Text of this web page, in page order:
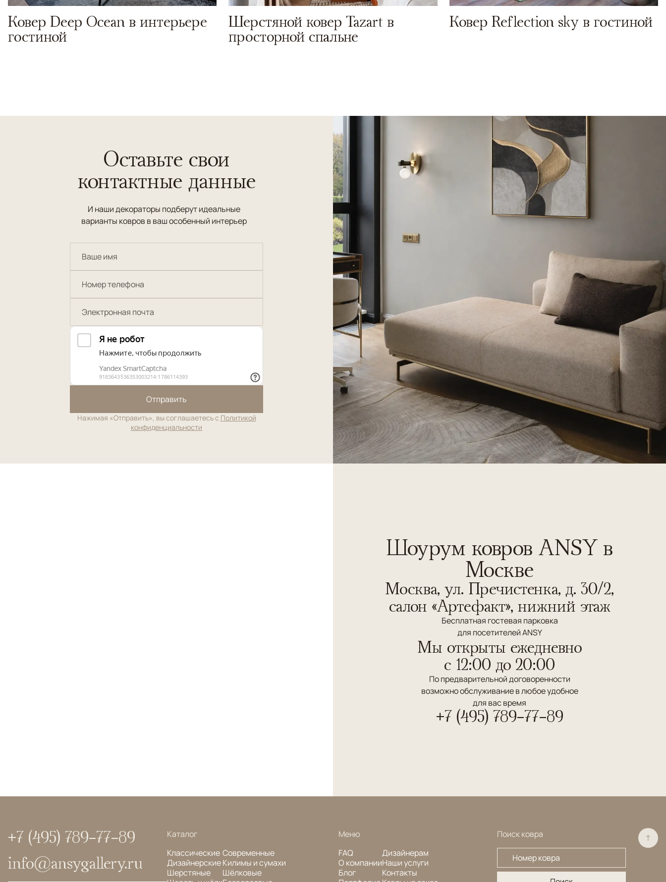
Ковер Deep Ocean в интерьере
гостиной
Шерстяной ковер Tazart в
просторной спальне
Ковер Reflection sky в гостиной
Оставьте свои
контактные данные
И наши декораторы подберут идеальные
варианты ковров в ваш особенный интерьер
Отправить
Нажимая «Отправить», вы соглашаетесь с Политикой
конфиденциальности
Шоурум ковров ANSY в
Москве
Москва, ул. Пречистенка, д. 30/2,
салон «Артефакт», нижний этаж
Бесплатная гостевая парковка
для посетителей ANSY
Мы открыты ежедневно
c 12:00 до 20:00
По предварительной договоренности
возможно обслуживание в любое удобное
для вас время
+7 (495) 789-77-89
+7 (495) 789-77-89
info@ansygallery.ru
Каталог
Классические
Дизайнерские
Шерстяные
Современные
Килимы и сумахи
Шёлковые
Меню
FAQ
О компании
Блог
Дизайнерам
Наши услуги
Контакты
Поиск ковра →